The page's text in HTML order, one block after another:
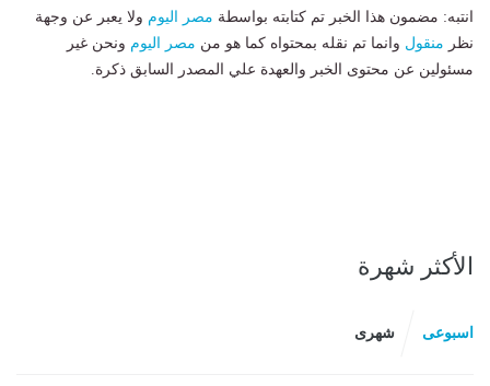
انتبه: مضمون هذا الخبر تم كتابته بواسطة مصر اليوم ولا يعبر عن وجهة
نظر منقول وانما تم نقله بمحتواه كما هو من مصر اليوم ونحن غير
مسئولين عن محتوى الخبر والعهدة علي المصدر السابق ذكرة.
الأكثر شهرة
اسبوعى شهرى